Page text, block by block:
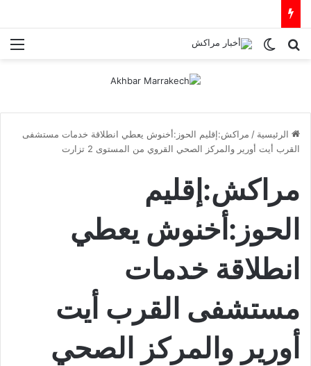
بحث عنالوضع المظلم
الرئيسية / مراكش:إقليم الحوز:أخنوش يعطي انطلاقة خدمات مستشفى
القرب أيت أورير والمركز الصحي القروي من المستوى 2 تزارت
مراكش:إقليم
الحوز:أخنوش يعطي
انطلاقة خدمات
مستشفى القرب أيت
أورير والمركز الصحي